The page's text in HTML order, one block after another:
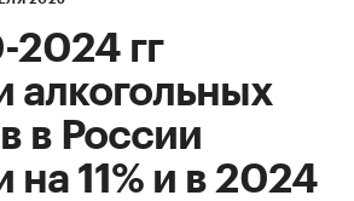
гг
алкогольных
в России
на 11% и в 2024